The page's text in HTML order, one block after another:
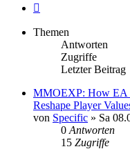
Themen
Antworten
Zugriffe
Letzter Beitrag
MMOEXP: How EA
Reshape Player
von Specific » Sa
0 Antworten
15 Zugriffe